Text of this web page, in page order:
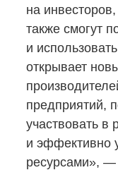
на
также смогут
и
открывает
предприятий,
участвовать в
и эффективно
ресурсами», —